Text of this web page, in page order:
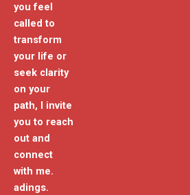
you feel
called to
transform
your life or
seek clarity
on your
path, I invite
you to reach
out and
connect
with me.
adings.